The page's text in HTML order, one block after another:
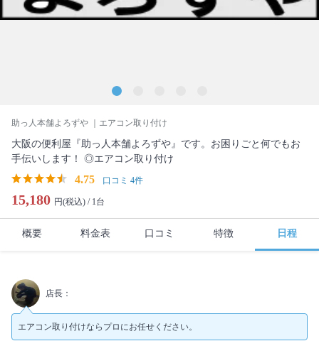
助っ人本舗よろずや ｜エアコン取り付け
大阪の便利屋『助っ人本舗よろずや』です。お困りごと何でもお
手伝いします！ ◎エアコン取り付け
4.75 口コミ 4件
15,180 円(税込) / 1台
概要 料金表 口コミ 特徴 日程
店長：
エアコン取り付けならプロにお任せください。